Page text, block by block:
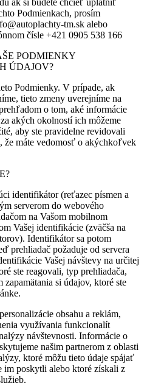
ak si budete chcieť uplatniť
Podmienkach, prosím
tm.sk alebo
čísle +421 0905 538 166
PODMIENKY
ÚDAJOV?
Podmienky. V prípade, ak
tieto zmeny uverejníme na
o tom, aké informácie
akých okolností ich môžeme
aby ste pravidelne revidovali
že máte vedomosť o akýchkoľvek
identifikátor (reťazec písmen a
serverom do webového
na Vašom mobilnom
Vašej identifikácie (zväčša na
Identifikátor sa potom
prehliadač požaduje od servera
Vašej návštevy na určitej
ste reagovali, typ prehliadača,
si údajov, ktoré ste
obsahu a reklám,
využívania funkcionalít
návštevnosti. Informácie o
našim partnerom z oblasti
ktoré môžu tieto údaje spájať
im poskytli alebo ktoré získali z